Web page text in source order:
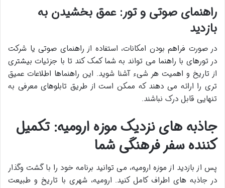
راهنمای صوتی و تور: عمق بخشیدن به
بازدید
در صورت فراهم بودن امکانات، استفاده از راهنمای صوتی یا شرکت
در تورهای با راهنما می تواند به شما کمک کند تا با جزئیات بیشتری
از تاریخ و اهمیت هر شیء آشنا شوید. این راهنماها اطلاعات عمیق
تری را ارائه می دهند که ممکن است از طریق تابلوهای معرفی به
تنهایی قابل درک نباشند.
جاذبه های نزدیک موزه ارومیه: تکمیل
کننده سفر فرهنگی شما
پس از بازدید از موزه ارومیه، می توانید برنامه خود را با گشت وگذار
در جاذبه های اطراف کامل کنید. ارومیه، شهری با تاریخ و طبیعت